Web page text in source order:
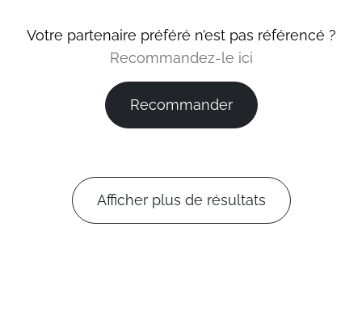
Votre partenaire préféré n’est pas référencé ?
Recommandez-le ici
Recommander
Afficher plus de résultats